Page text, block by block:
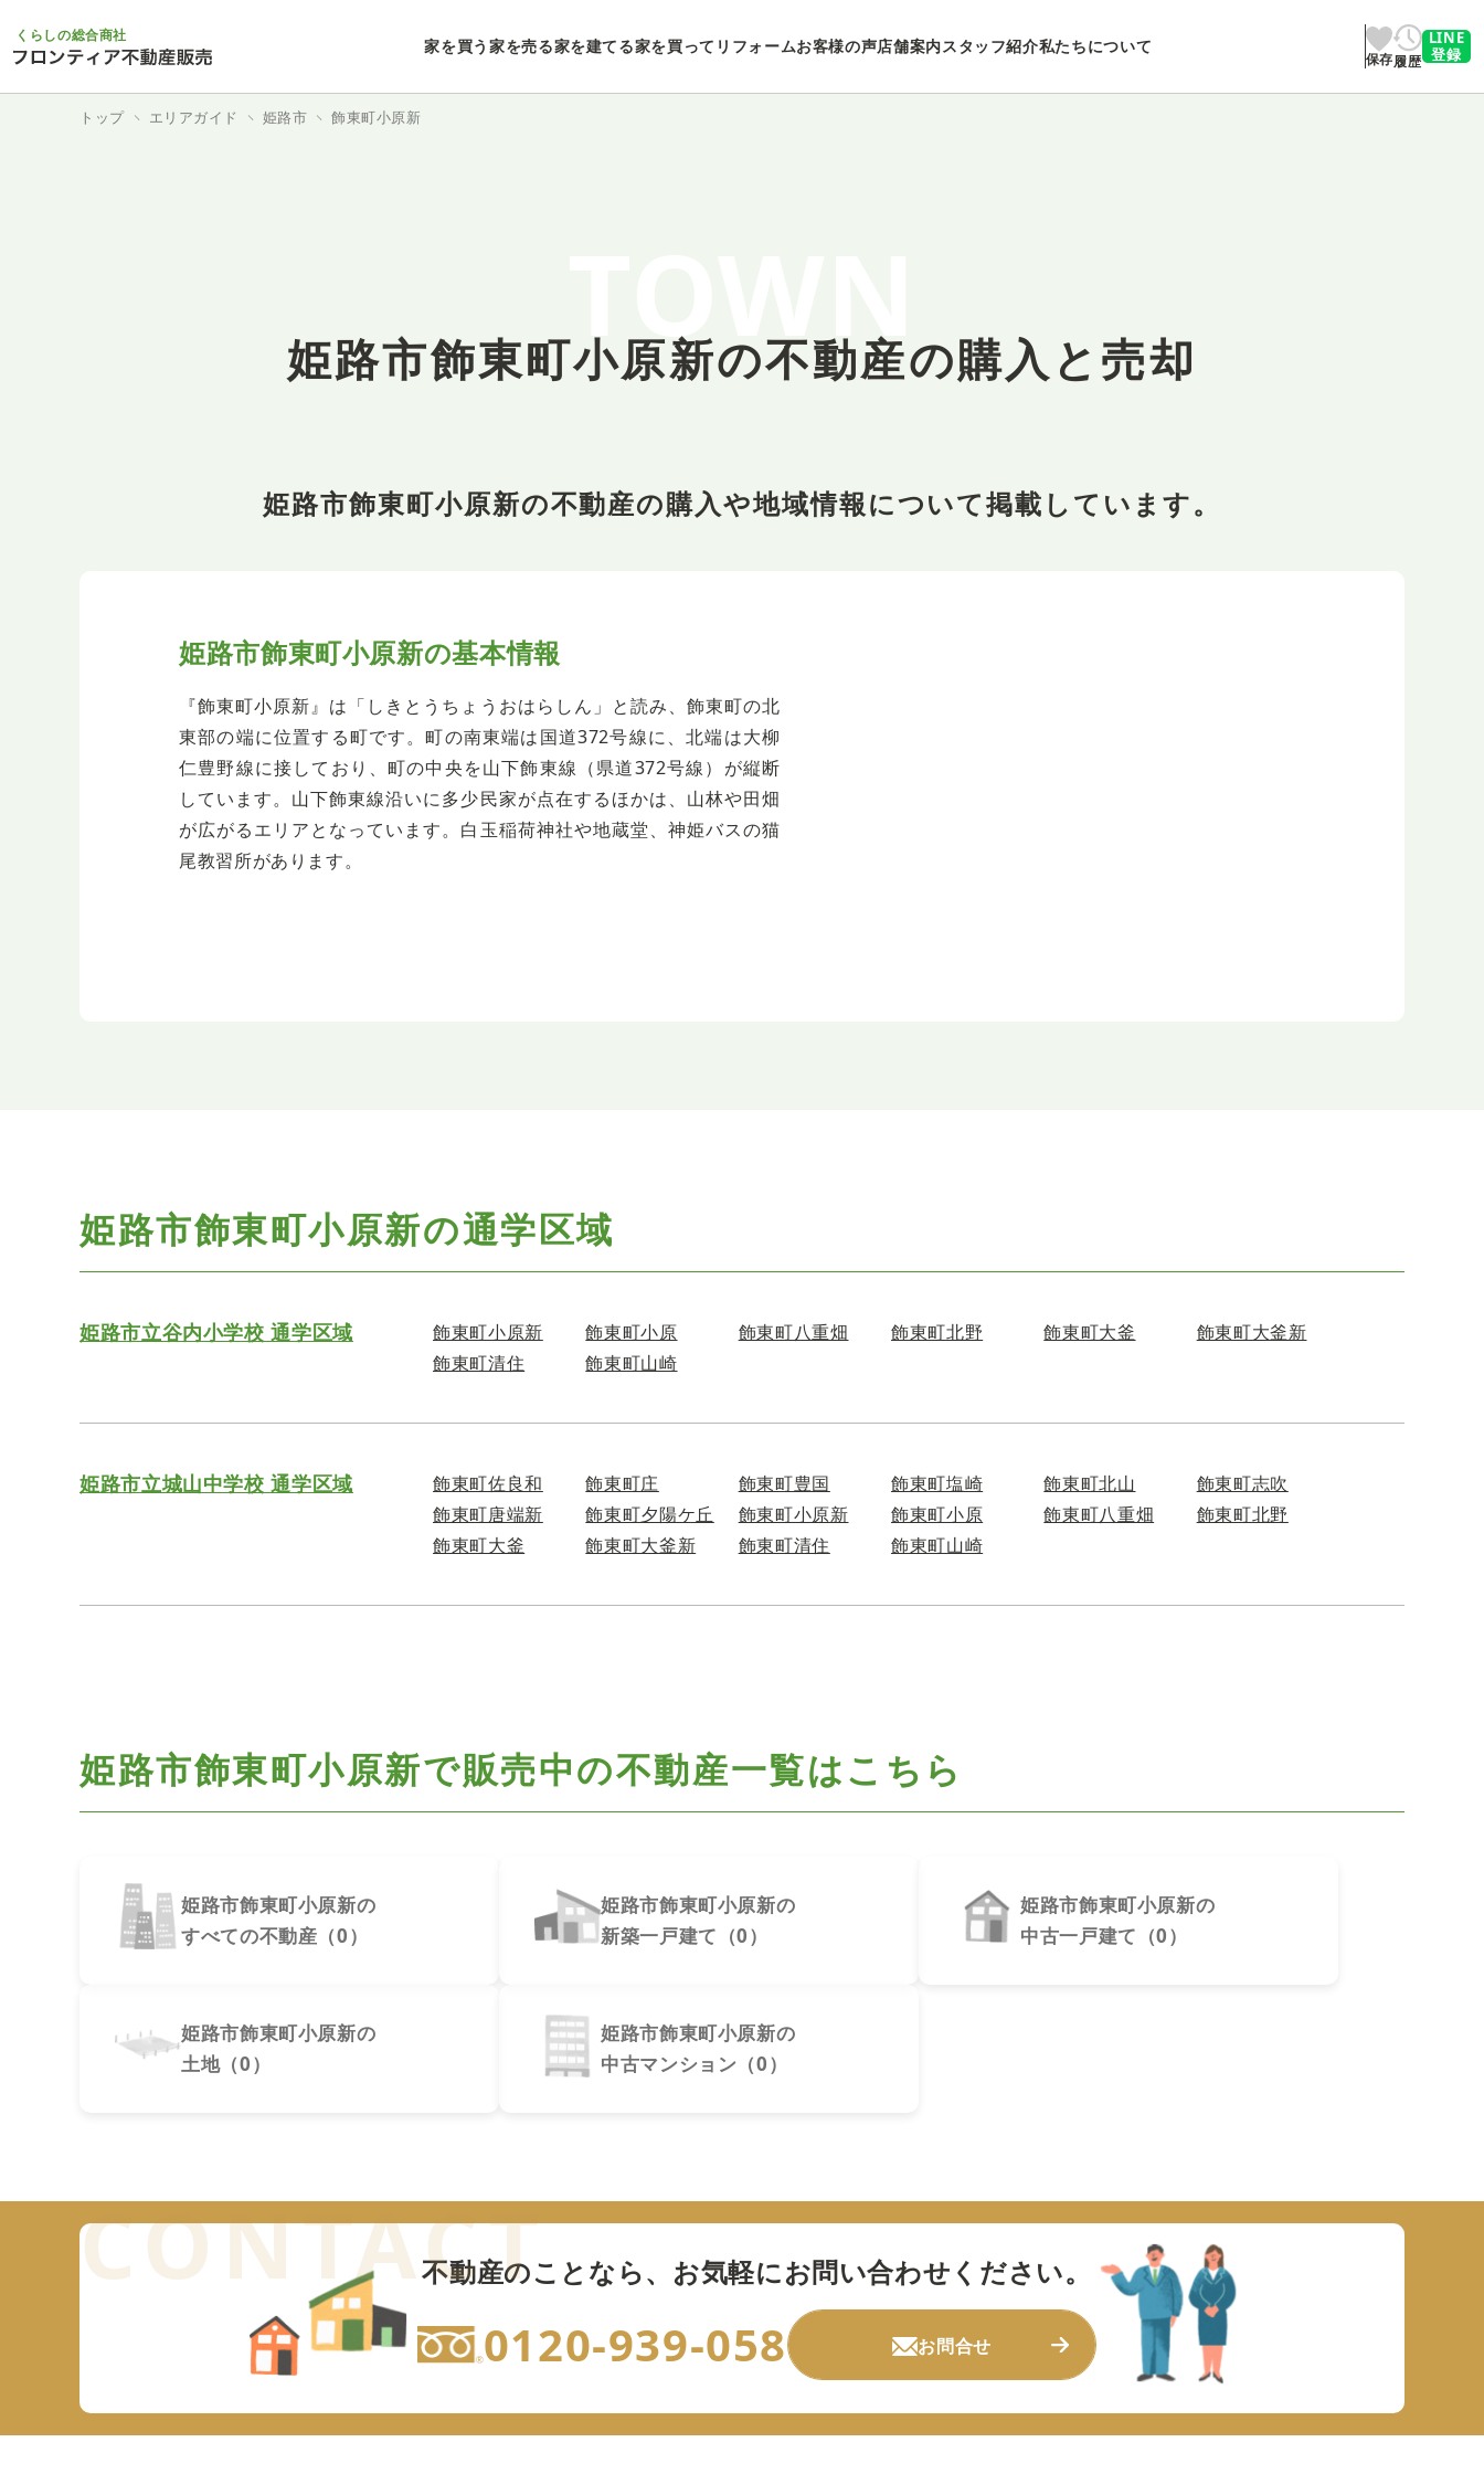
くらしの総合商社
家を買う 家を売る家を建てる家を買ってリフォームお客様の声店舗案内スタッフ紹介私たちについて
保存履歴
LINE
登録
トップ エリアガイド 姫路市 飾東町小原新
TOWN
姫路市飾東町小原新の不動産の購入と売却
姫路市飾東町小原新の不動産の購入や地域情報について掲載しています。
姫路市飾東町小原新の基本情報
『飾東町小原新』は「しきとうちょうおはらしん」と読み、飾東町の北
東部の端に位置する町です。町の南東端は国道372号線に、北端は大柳
仁豊野線に接しており、町の中央を山下飾東線（県道372号線）が縦断
しています。山下飾東線沿いに多少民家が点在するほかは、山林や田畑
が広がるエリアとなっています。白玉稲荷神社や地蔵堂、神姫バスの猫
尾教習所があります。
姫路市飾東町小原新の通学区域
姫路市立谷内小学校 通学区域 飾東町小原新 飾東町小原 飾東町八重畑 飾東町北野 飾東町大釜
飾東町大釜新
飾東町清住
飾東町山崎
姫路市立城山中学校 通学区域 飾東町佐良和 飾東町庄 飾東町豊国 飾東町塩崎 飾東町北山
飾東町志吹
飾東町唐端新
飾東町夕陽ケ丘 飾東町小原新 飾東町小原 飾東町八重畑
飾東町北野
飾東町大釜
飾東町大釜新 飾東町清住 飾東町山崎
姫路市飾東町小原新で販売中の不動産一覧はこちら
姫路市飾東町小原新の
すべての不動産（0）
姫路市飾東町小原新の
新築一戸建て（0）
姫路市飾東町小原新の
中古一戸建て（0）
姫路市飾東町小原新の
土地（0）
姫路市飾東町小原新の
中古マンション（0）
不動産のことなら、 お気軽にお問い合わせください。
0120-939-058 お問合せ